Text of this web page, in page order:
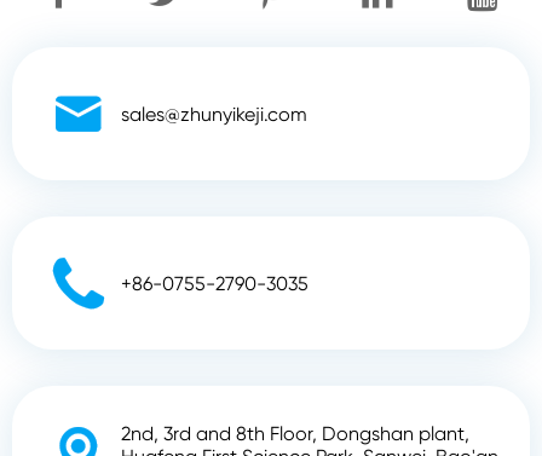
 sales@zhunyikeji.com
 +86-0755-2790-3035
2nd, 3rd and 8th Floor, Dongshan plant,